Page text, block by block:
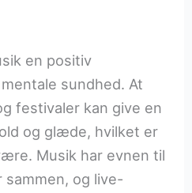
en positiv
sundhed. At
festivaler kan give en
og glæde, hvilket er
Musik har evnen til
og live-